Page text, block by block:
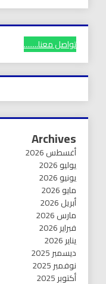
تواصل معنا........
Archives
أغسطس 2026
يوليو 2026
يونيو 2026
مايو 2026
أبريل 2026
مارس 2026
فبراير 2026
يناير 2026
ديسمبر 2025
نوفمبر 2025
أكتوبر 2025